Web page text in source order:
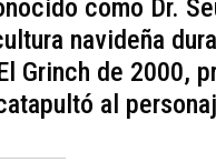
como Dr.
navideña
Grinch de 2000,
al